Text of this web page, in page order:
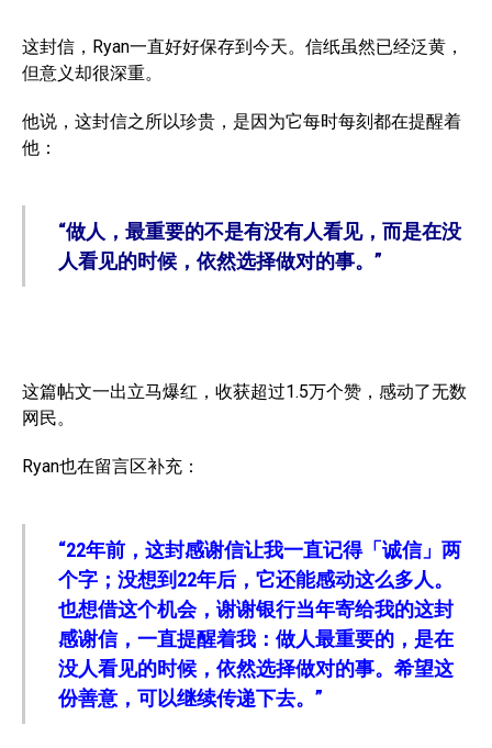
这封信，Ryan一直好好保存到今天。信纸虽然已经泛黄，
但意义却很深重。
他说，这封信之所以珍贵，是因为它每时每刻都在提醒着
他：
“做人，最重要的不是有没有人看见，而是在没
人看见的时候，依然选择做对的事。”
这篇帖文一出立马爆红，收获超过1.5万个赞，感动了无数
网民。
Ryan也在留言区补充：
“22年前，这封感谢信让我一直记得「诚信」两
个字；没想到22年后，它还能感动这么多人。
也想借这个机会，谢谢银行当年寄给我的这封
感谢信，一直提醒着我：做人最重要的，是在
没人看见的时候，依然选择做对的事。希望这
份善意，可以继续传递下去。”